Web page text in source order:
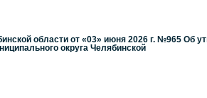
области от «03» июня 2026 г. №965 Об
округа Челябинской